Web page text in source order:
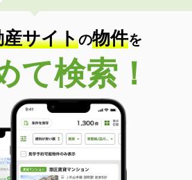
サイトの物件を
て検索！